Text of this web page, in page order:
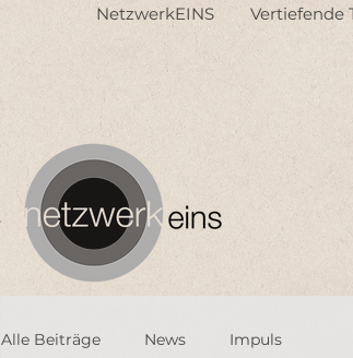
NetzwerkEINS Vertiefende
Alle Beiträge News Impuls